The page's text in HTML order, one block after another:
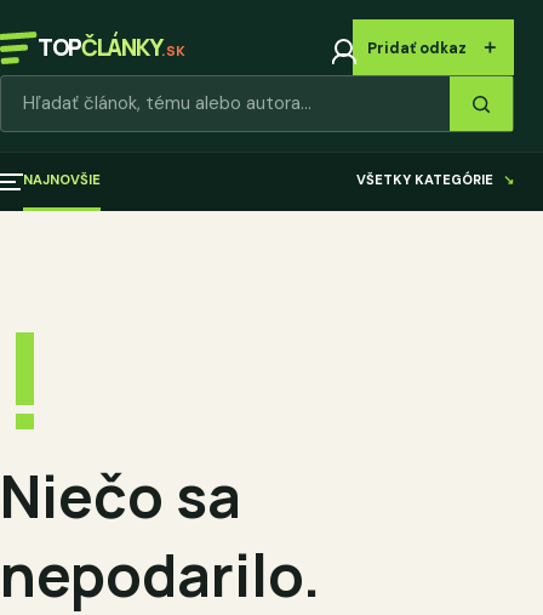
TOPČLÁNKY.SK Pridať odkaz ＋
NAJNOVŠIE VŠETKY KATEGÓRIE ↘
!
Niečo sa
nepodarilo.